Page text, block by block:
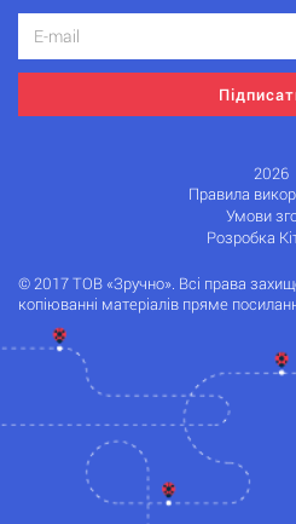
2026
Правила
Умови
Розробка
© 2017 ТОВ «Зручно». Всі права
копіюванні матеріалів пряме